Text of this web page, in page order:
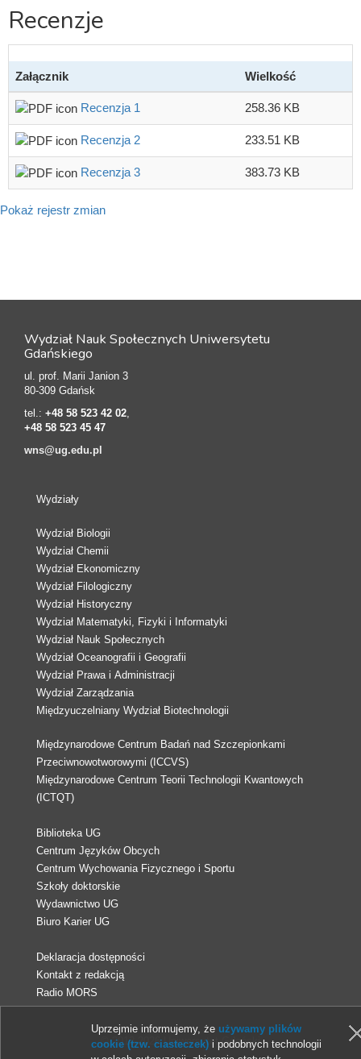
Recenzje
Załącznik Wielkość
Recenzja 1 258.36 KB
Recenzja 2 233.51 KB
Recenzja 3 383.73 KB
Pokaż rejestr zmian
Wydział Nauk Społecznych Uniwersytetu
Gdańskiego
ul. prof. Marii Janion 3
80-309 Gdańsk
tel.: +48 58 523 42 02
+48 58 523 45 47
wns@ug.edu.pl
Wydziały
Wydział Biologii
Wydział Chemii
Wydział Ekonomiczny
Wydział Filologiczny
Wydział Historyczny
Wydział Matematyki, Fizyki i Informatyki
Wydział Nauk Społecznych
Wydział Oceanografii i Geografii
Wydział Prawa i Administracji
Wydział Zarządzania
Międzyuczelniany Wydział Biotechnologii
Międzynarodowe Centrum Badań nad Szczepionkami
Przeciwnowotworowymi (ICCVS)
Międzynarodowe Centrum Teorii Technologii Kwantowych
(ICTQT)
Biblioteka UG
Centrum Języków Obcych
Centrum Wychowania Fizycznego i Sportu
Szkoły doktorskie
Wydawnictwo UG
Biuro Karier UG
Deklaracja dostępności
Kontakt z redakcją
Radio MORS
© 2013-2026 Uniwersytet Gdański
Uprzejmie informujemy, że używamy plików
cookie (tzw. ciasteczek) i podobnych technologii